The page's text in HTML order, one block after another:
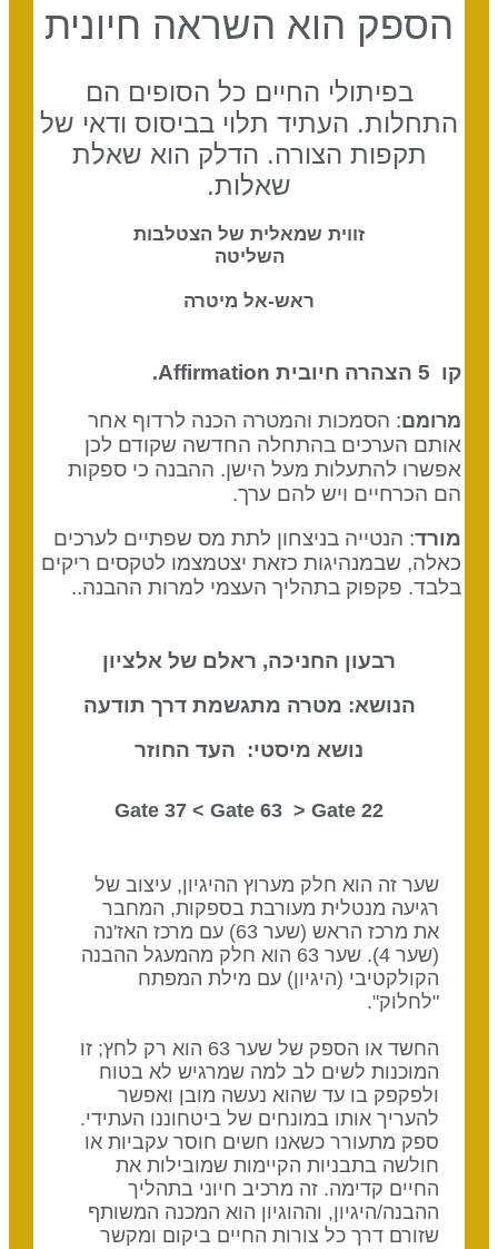
הספק הוא השראה חיונית
בפיתולי החיים כל הסופים הם
התחלות. העתיד תלוי בביסוס ודאי של
תקפות הצורה. הדלק הוא שאלת
שאלות.
זווית שמאלית של הצטלבות
השליטה
ראש-אל מיטרה
קו 5 הצהרה חיובית Affirmation .
מרומם: הסמכות והמטרה הכנה לרדוף אחר
אותם הערכים בהתחלה החדשה שקודם לכן
אפשרו להתעלות מעל הישן. ההבנה כי ספקות
הם הכרחיים ויש להם ערך.
מורד: הנטייה בניצחון לתת מס שפתיים לערכים
כאלה, שבמנהיגות כזאת יצטמצמו לטקסים ריקים
בלבד. פקפוק בתהליך העצמי למרות ההבנה..
רבעון החניכה, ראלם של אלציון
הנושא: מטרה מתגשמת דרך תודעה
נושא מיסטי: העד החוזר
22 Gate 37 <
Gate 63 > Gate
שער זה הוא חלק מערוץ ההיגיון, עיצוב של
רגיעה מנטלית מעורבת בספקות, המחבר
את מרכז הראש (שער 63) עם מרכז האז'נה
(שער 4). שער 63 הוא חלק מהמעגל ההבנה
הקולקטיבי (היגיון) עם מילת המפתח
"לחלוק".
החשד או הספק של שער 63 הוא רק לחץ; זו
המוכנות לשים לב למה שמרגיש לא בטוח
ולפקפק בו עד שהוא נעשה מובן ואפשר
להעריך אותו במונחים של ביטחוננו העתידי.
ספק מתעורר כשאנו חשים חוסר עקביות או
חולשה בתבניות הקיימות שמובילות את
החיים קדימה. זה מרכיב חיוני בתהליך
ההבנה/היגיון, וההוגיון הוא המכנה המשותף
שזורם דרך כל צורות החיים ביקום ומקשר